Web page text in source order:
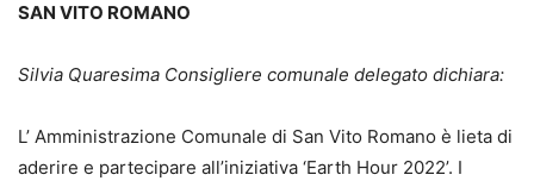
SAN VITO ROMANO
Silvia Quaresima Consigliere comunale delegato dichiara:
L’ Amministrazione Comunale di San Vito Romano è lieta di
aderire e partecipare all’iniziativa ‘Earth Hour 2022’. I